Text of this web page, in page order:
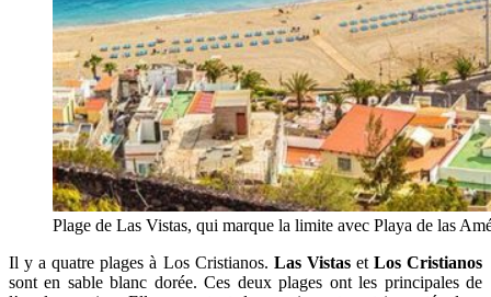
Plage de Las Vistas, qui marque la limite avec Playa de las
Il y a quatre plages à Los Cristianos. Las Vistaset Los Cristianos
sont en sable blanc dorée. Ces deux plages ont les principales de